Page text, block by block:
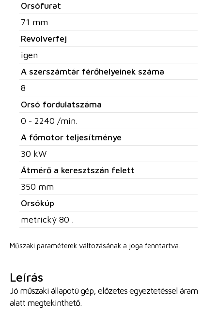
Orsófurat
71 mm
Revolverfej
igen
A szerszámtár férőhelyeinek száma
8
Orsó fordulatszáma
0 - 2240 /min.
A főmotor teljesítménye
30 kW
Átmérő a keresztszán felett
350 mm
Orsókúp
metrický 80 .
Műszaki paraméterek változásának a joga fenntartva.
Leírás
Jó műszaki állapotú gép, előzetes egyeztetéssel áram
alatt megtekinthető.